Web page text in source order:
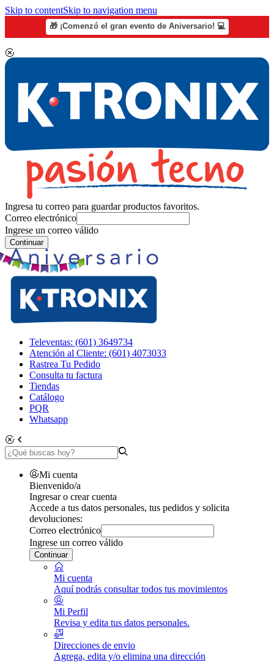
Skip to contentSkip to navigation menu
🎁 ¡Comenzó el gran evento de Aniversario! 💻
Ingresa tu correo para guardar productos favoritos.
Correo electrónico
Ingrese un correo válido
Continuar
Televentas: (601) 3649734
Atención al Cliente: (601) 4073033
Rastrea Tu Pedido
Consulta tu factura
Tiendas
Catálogo
PQR
Whatsapp
Mi cuenta
Bienvenido/a
Ingresar o crear cuenta
Accede a tus datos personales, tus pedidos y solicita
devoluciones:
Correo electrónico
Ingrese un correo válido
Continuar
Mi cuenta
Aquí podrás consultar todos tus movimientos
Mi Perfil
Revisa y edita tus datos personales.
Direcciones de envio
Agrega, edita y/o elimina una dirección